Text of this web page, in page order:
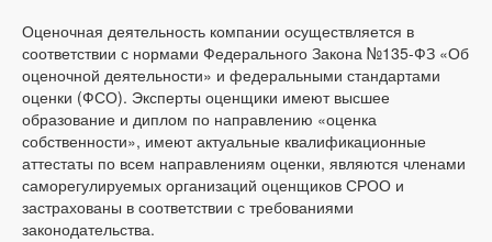
Оценочная деятельность компании осуществляется в
соответствии с нормами Федерального Закона №135-ФЗ «Об
оценочной деятельности» и федеральными стандартами
оценки (ФСО). Эксперты оценщики имеют высшее
образование и диплом по направлению «оценка
собственности», имеют актуальные квалификационные
аттестаты по всем направлениям оценки, являются членами
саморегулируемых организаций оценщиков СРОО и
застрахованы в соответствии с требованиями
законодательства.